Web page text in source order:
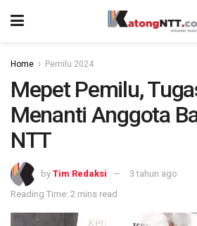
Home Pemilu 2024
Mepet Pemilu,
Menanti Anggota
NTT
by Tim Redaksi
3 tahun ago
Reading Time: 2 mins read